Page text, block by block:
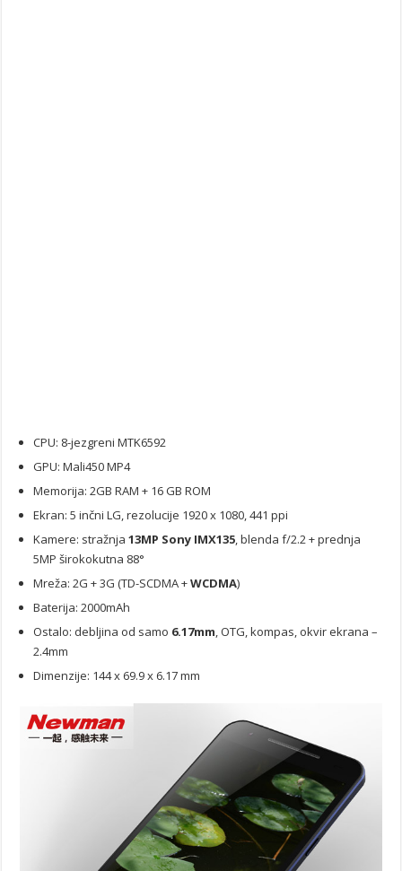
CPU: 8-jezgreni MTK6592
GPU: Mali450 MP4
Memorija: 2GB RAM + 16 GB ROM
Ekran: 5 inčni LG, rezolucije 1920 x 1080, 441 ppi
Kamere: stražnja13MP Sony IMX135, blenda f/2.2 + prednja
5MP širokokutna 88°
Mreža: 2G + 3G (TD-SCDMA +WCDMA)
Baterija: 2000mAh
Ostalo: debljina od samo 6.17mm, OTG, kompas, okvir ekrana –
2.4mm
Dimenzije: 144 x 69.9 x 6.17 mm